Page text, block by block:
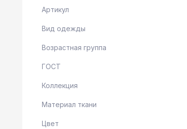
Артикул
Вид одежды
Возрастная группа
ГОСТ
Коллекция
Материал ткани
Цвет